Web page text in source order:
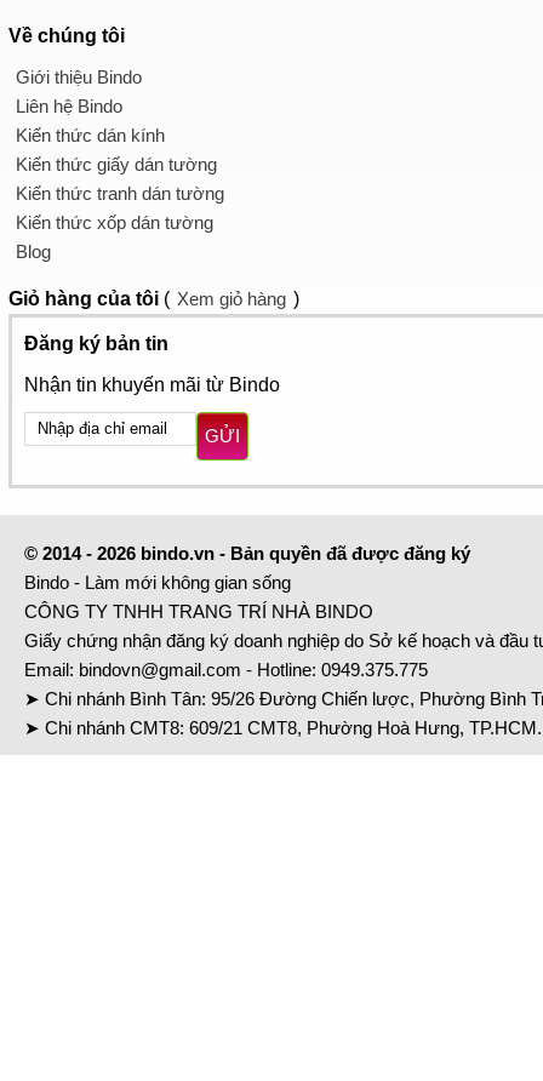
Về chúng tôi
Giới thiệu Bindo
Liên hệ Bindo
Kiến thức dán kính
Kiến thức giấy dán tường
Kiến thức tranh dán tường
Kiến thức xốp dán tường
Blog
Giỏ hàng của tôi ( Xem giỏ hàng )
Đăng ký bản tin
Nhận tin khuyến mãi từ Bindo
GỬI
© 2014 - 2026 bindo.vn - Bản quyền đã được đăng ký
Bindo - Làm mới không gian sống
CÔNG TY TNHH TRANG TRÍ NHÀ BINDO
Giấy chứng nhận đăng ký doanh nghiệp do Sở kế hoạch và đầu
Email: bindovn@gmail.com - Hotline: 0949.375.775
➤ Chi nhánh Bình Tân: 95/26 Đường Chiến lược, Phường Bình
➤ Chi nhánh CMT8: 609/21 CMT8, Phường Hoà Hưng,